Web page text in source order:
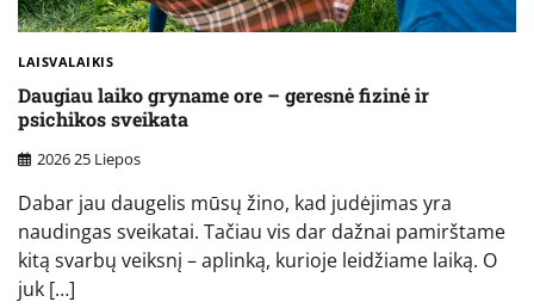
LAISVALAIKIS
Daugiau laiko gryname ore – geresnė fizinė ir
psichikos sveikata
2026 25 Liepos
Dabar jau daugelis mūsų žino, kad judėjimas yra
naudingas sveikatai. Tačiau vis dar dažnai pamirštame
kitą svarbų veiksnį – aplinką, kurioje leidžiame laiką. O
juk […]